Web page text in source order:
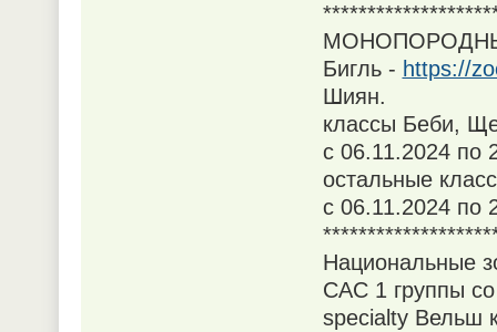
Бигль - https://
Шиян.
классы Беби,
с 06.11.2024 по
остальные
с 06.11.2024 по
Национальные
САС 1 группы
specialty Вельш